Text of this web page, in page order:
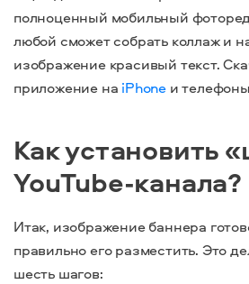
полноценный мобильный
любой сможет собрать коллаж и
изображение красивый текст.
приложение на iPhone и телефоны
Как установить
YouTube-канала?
Итак, изображение баннера
правильно его разместить. Это
шесть шагов: